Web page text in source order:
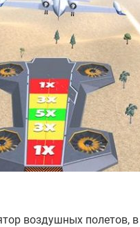
воздушных полетов,